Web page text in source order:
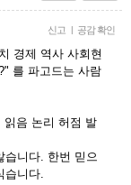
신고 | 공감 확인
경제 역사 사회현
를 파고드는 사람
읽음 논리 허점 발
습니다. 한번 믿으
니다.